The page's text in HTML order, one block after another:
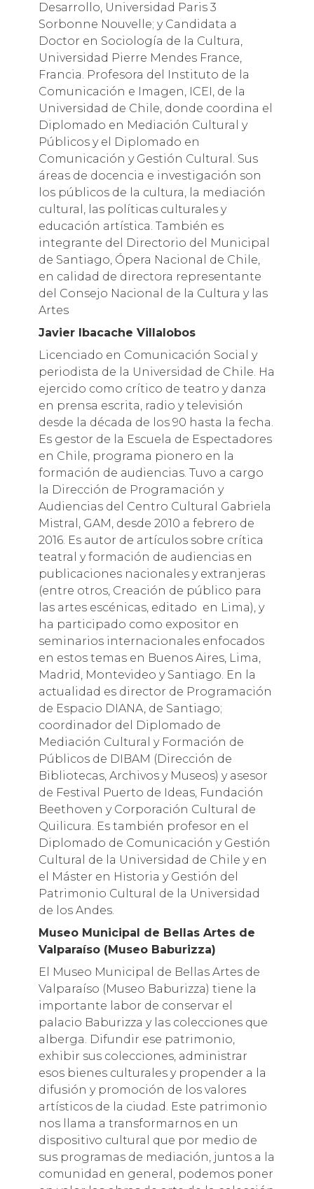
Desarrollo, Universidad Paris 3
Sorbonne Nouvelle; y Candidata a
Doctor en Sociología de la Cultura,
Universidad Pierre Mendes France,
Francia. Profesora del Instituto de la
Comunicación e Imagen, ICEI, de la
Universidad de Chile, donde coordina el
Diplomado en Mediación Cultural y
Públicos y el Diplomado en
Comunicación y Gestión Cultural. Sus
áreas de docencia e investigación son
los públicos de la cultura, la mediación
cultural, las políticas culturales y
educación artística. También es
integrante del Directorio del Municipal
de Santiago, Ópera Nacional de Chile,
en calidad de directora representante
del Consejo Nacional de la Cultura y las
Artes
Javier Ibacache Villalobos
Licenciado en Comunicación Social y
periodista de la Universidad de Chile. Ha
ejercido como crítico de teatro y danza
en prensa escrita, radio y televisión
desde la década de los 90 hasta la fecha.
Es gestor de la Escuela de Espectadores
en Chile, programa pionero en la
formación de audiencias. Tuvo a cargo
la Dirección de Programación y
Audiencias del Centro Cultural Gabriela
Mistral, GAM, desde 2010 a febrero de
2016. Es autor de artículos sobre crítica
teatral y formación de audiencias en
publicaciones nacionales y extranjeras
(entre otros, Creación de público para
las artes escénicas, ​editad​o ​ en Lima), y
ha participado como expositor en
seminarios internacionales enfocados
en estos temas en Buenos Aires, Lima,
Madrid, Montevideo y Santiago. En la
actualidad es director de Programación
de Espacio DIANA, de Santiago;
coordinador del Diplomado de
Mediación Cultural y Formación de
Públicos de DIBAM (Dirección de
Bibliotecas, Archivos y Museos) y asesor
de Festival Puerto de Ideas, Fundación
Beethoven y Corporación Cultural de
Quilicura.​ Es también profesor en el
Diplomado de Comunicación y Gestión
Cultural de la Universidad de Chile y en
el ​Máster en Historia y Gestión del
Patrimonio Cultural de la Universidad
de los Andes.
Museo Municipal de Bellas Artes de
Valparaíso (Museo Baburizza)
El Museo Municipal de Bellas Artes de
Valparaíso (Museo Baburizza) tiene la
importante labor de conservar el
palacio Baburizza y las colecciones que
alberga. Difundir ese patrimonio,
exhibir sus colecciones, administrar
esos bienes culturales y propender a la
difusión y promoción de los valores
artísticos de la ciudad. Este patrimonio
nos llama a transformarnos en un
dispositivo cultural que por medio de
sus programas de mediación, juntos a la
comunidad en general, podemos poner